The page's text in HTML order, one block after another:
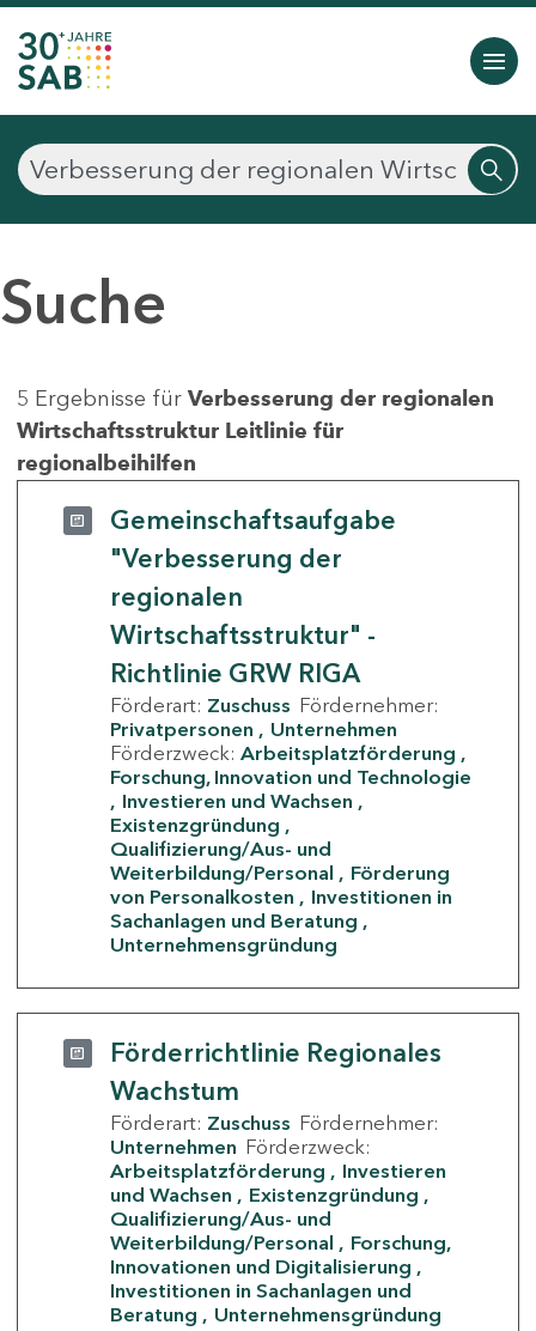
Suche
5 Ergebnisse für Verbesserung der regionalen
Wirtschaftsstruktur Leitlinie für
regionalbeihilfen
Gemeinschaftsaufgabe
"Verbesserung der
regionalen
Wirtschaftsstruktur" -
Richtlinie GRW RIGA
Förderart: Zuschuss Fördernehmer:
Privatpersonen
Unternehmen
Förderzweck: Arbeitsplatzförderung
Forschung, Innovation und Technologie
Investieren und Wachsen
Existenzgründung
Qualifizierung/Aus- und
Weiterbildung/Personal
Förderung
von Personalkosten
Investitionen in
Sachanlagen und Beratung
Unternehmensgründung
Förderrichtlinie Regionales
Wachstum
Förderart: Zuschuss Fördernehmer:
Unternehmen Förderzweck:
Arbeitsplatzförderung
Investieren
und Wachsen
Existenzgründung
Qualifizierung/Aus- und
Weiterbildung/Personal
Forschung,
Innovationen und Digitalisierung
Investitionen in Sachanlagen und
Beratung
Unternehmensgründung